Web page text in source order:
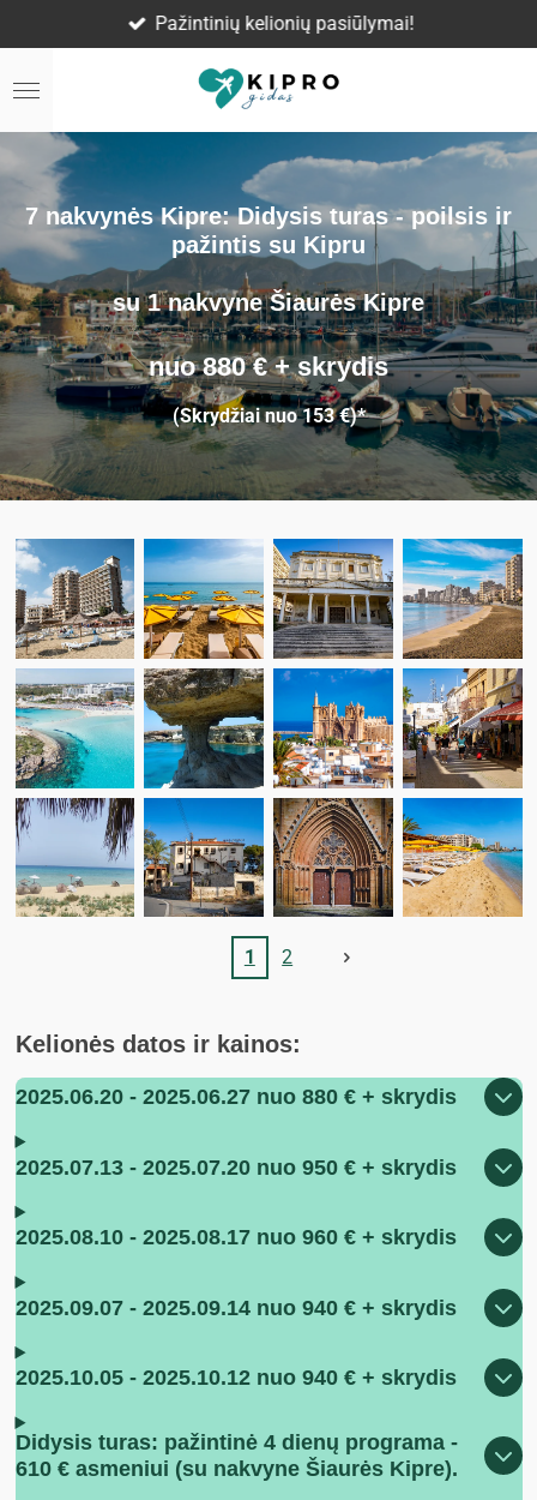
to
main
Pažintinių kelionių pasiūlymai!
7 nakvynės Kipre: Didysis turas - poilsis ir
pažintis su Kipru
su 1 nakvyne Šiaurės Kipre
nuo 880€+ skrydis
(Skrydžiai nuo 153 €)*
1 2
Kelionės datos ir kainos:
2025.06.20 - 2025.06.27 nuo 880 € + skrydis
2025.07.13 - 2025.07.20 nuo 950 € + skrydis
2025.08.10 - 2025.08.17 nuo 960 € + skrydis
2025.09.07 - 2025.09.14 nuo 940 € + skrydis
2025.10.05 - 2025.10.12 nuo 940 € + skrydis
Didysis turas: pažintinė 4 dienų programa -
610 € asmeniui (su nakvyne Šiaurės Kipre).